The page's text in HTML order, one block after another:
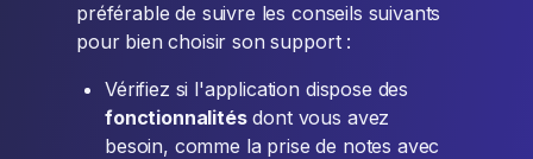
préférable de suivre les conseils suivants
pour bien choisir son support :
Vérifiez si l'application dispose des
fonctionnalitésdont vous avez
besoin, comme la prise de notes avec